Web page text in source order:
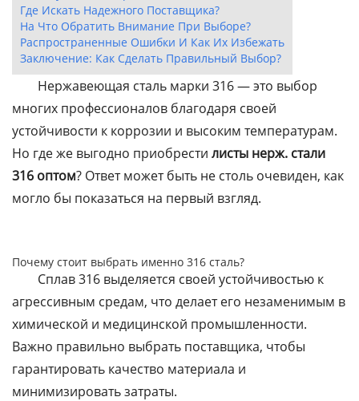
Где Искать Надежного Поставщика?
На Что Обратить Внимание При Выборе?
Распространенные Ошибки И Как Их Избежать
Заключение: Как Сделать Правильный Выбор?
Нержавеющая сталь марки 316 — это выбор
многих профессионалов благодаря своей
устойчивости к коррозии и высоким температурам.
Но где же выгодно приобрести листы нерж. стали
316 оптом? Ответ может быть не столь очевиден, как
могло бы показаться на первый взгляд.
Почему стоит выбрать именно 316 сталь?
Сплав 316 выделяется своей устойчивостью к
агрессивным средам, что делает его незаменимым в
химической и медицинской промышленности.
Важно правильно выбрать поставщика, чтобы
гарантировать качество материала и
минимизировать затраты.